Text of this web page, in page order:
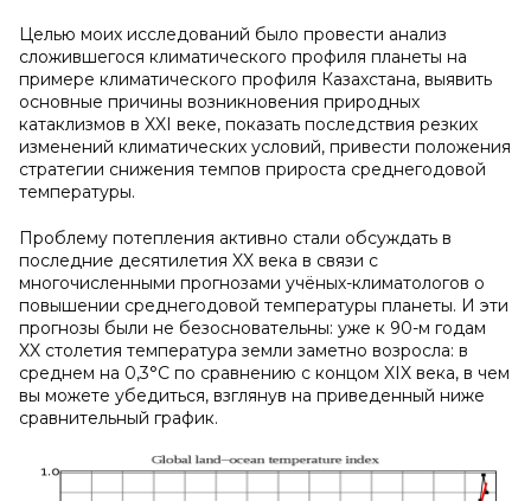
Целью моих исследований было провести анализ
сложившегося климатического профиля планеты на
примере климатического профиля Казахстана, выявить
основные причины возникновения природных
катаклизмов в XXI веке, показать последствия резких
изменений климатических условий, привести положения
стратегии снижения темпов прироста среднегодовой
температуры.
Проблему потепления активно стали обсуждать в
последние десятилетия XX века в связи с
многочисленными прогнозами учёных-климатологов о
повышении среднегодовой температуры планеты. И эти
прогнозы были не безосновательны: уже к 90-м годам
XX столетия температура земли заметно возросла: в
среднем на 0,3°С по сравнению с концом XIX века, в чем
вы можете убедиться, взглянув на приведенный ниже
сравнительный график.